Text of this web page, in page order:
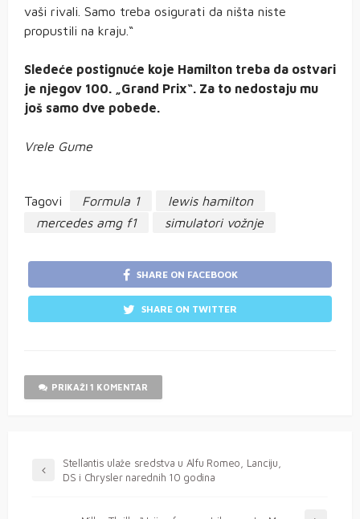
vaši rivali. Samo treba osigurati da ništa niste
propustili na kraju.“
Sledeće postignuće koje Hamilton treba da ostvari
je njegov 100. „Grand Prix“. Za to nedostaju mu
još samo dve pobede.
Vrele Gume
Tagovi Formula 1
lewis hamilton
mercedes amg f1
simulatori vožnje
SHARE ON FACEBOOK
SHARE ON TWITTER
PRIKAŽI 1 KOMENTAR
Stellantis ulaže sredstva u Alfu Romeo, Lanciju,
DS i Chrysler narednih 10 godina